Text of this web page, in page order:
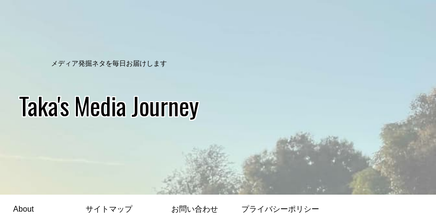
メディア発掘ネタを毎日お届けします
Taka's Media Journey
About サイトマップ お問い合わせ プライバシーポリシー